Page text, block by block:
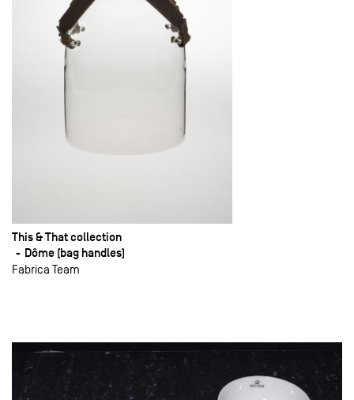
This & That collection
Dôme (bag handles)
Fabrica Team